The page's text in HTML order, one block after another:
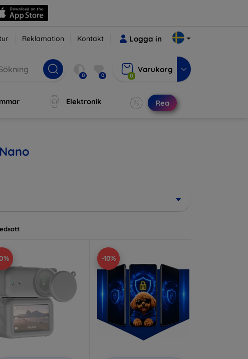
Reklamation Kontakt Logga in
0 0 0
Varukorg
Elektronik Rea
-10%